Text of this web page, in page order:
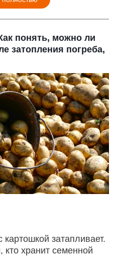
понять, можно ли
затопления погреба,
затапливает.
кто хранит семенной